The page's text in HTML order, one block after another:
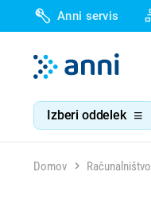
Anni servis
Izberi oddelek
Domov Računalništvo